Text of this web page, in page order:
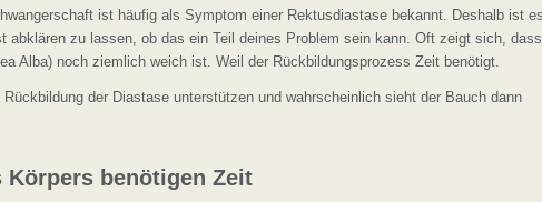
ist häufig als Symptom einer Rektusdiastase bekannt. Deshalb ist
abklären zu lassen, ob das ein Teil deines Problem sein kann. Oft zeigt sich, dass
Alba) noch ziemlich weich ist. Weil der Rückbildungsprozess Zeit benötigt.
der Diastase unterstützen und wahrscheinlich sieht der Bauch dann
Körpers benötigen Zeit